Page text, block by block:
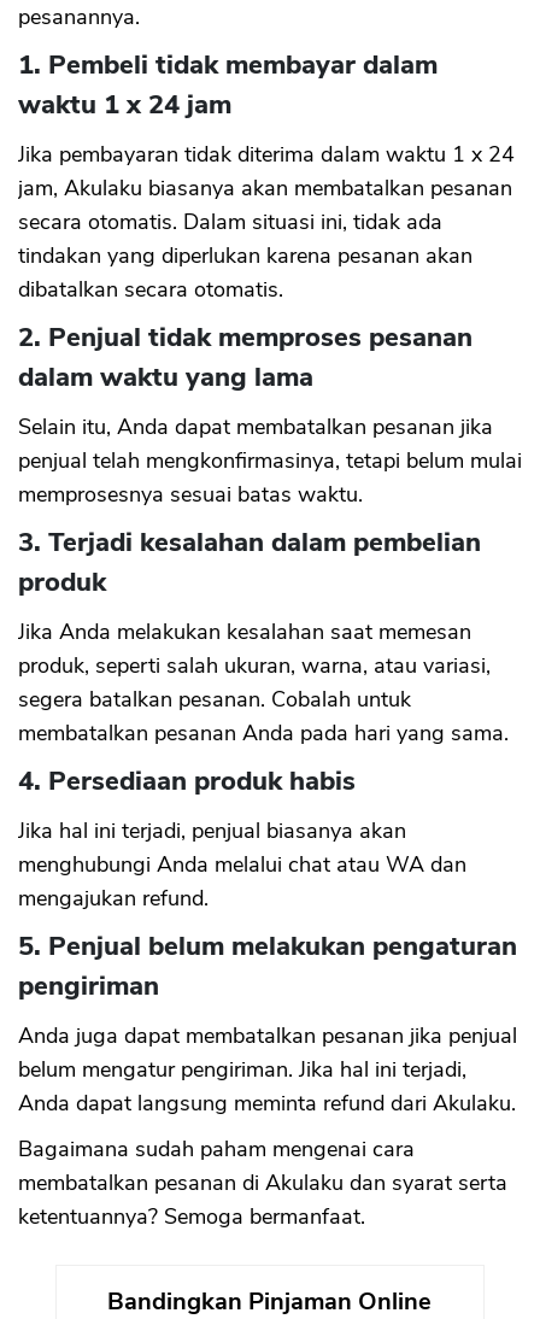
pesanannya.
1. Pembeli tidak membayar dalam
waktu 1 x 24 jam
Jika pembayaran tidak diterima dalam waktu 1 x 24
jam, Akulaku biasanya akan membatalkan pesanan
secara otomatis. Dalam situasi ini, tidak ada
tindakan yang diperlukan karena pesanan akan
dibatalkan secara otomatis.
2. Penjual tidak memproses pesanan
dalam waktu yang lama
Selain itu, Anda dapat membatalkan pesanan jika
penjual telah mengkonfirmasinya, tetapi belum mulai
memprosesnya sesuai batas waktu.
3. Terjadi kesalahan dalam pembelian
produk
Jika Anda melakukan kesalahan saat memesan
produk, seperti salah ukuran, warna, atau variasi,
segera batalkan pesanan. Cobalah untuk
membatalkan pesanan Anda pada hari yang sama.
4. Persediaan produk habis
Jika hal ini terjadi, penjual biasanya akan
menghubungi Anda melalui chat atau WA dan
mengajukan refund.
5. Penjual belum melakukan pengaturan
pengiriman
Anda juga dapat membatalkan pesanan jika penjual
belum mengatur pengiriman. Jika hal ini terjadi,
Anda dapat langsung meminta refund dari Akulaku.
Bagaimana sudah paham mengenai cara
membatalkan pesanan di Akulaku dan syarat serta
ketentuannya? Semoga bermanfaat.
Bandingkan Pinjaman Online